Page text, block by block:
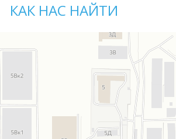
КАК НАС НАЙТИ